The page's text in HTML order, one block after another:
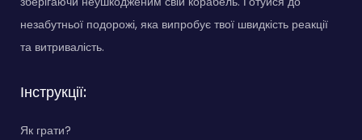
незабутньої подорожі, яка випробує твої швидкість реакції
та витривалість.
Інструкції:
Як грати?